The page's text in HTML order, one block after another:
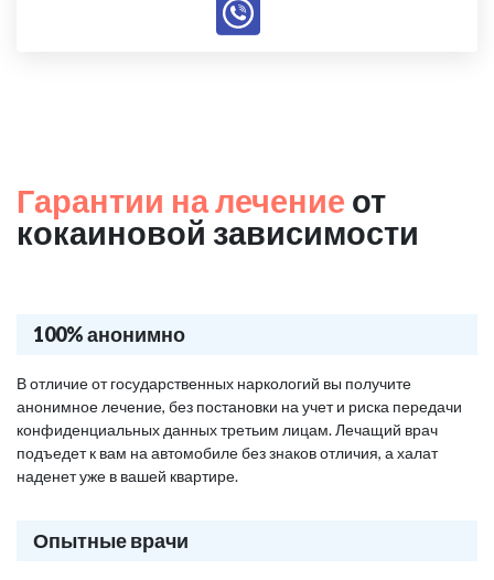
Гарантии на лечение от
кокаиновой зависимости
100% анонимно
В отличие от государственных наркологий вы получите
анонимное лечение, без постановки на учет и риска передачи
конфиденциальных данных третьим лицам. Лечащий врач
подъедет к вам на автомобиле без знаков отличия, а халат
наденет уже в вашей квартире.
Опытные врачи